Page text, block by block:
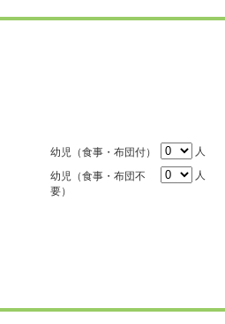
幼児（食事・布団付）
人
幼児（食事・布団不
要）
人